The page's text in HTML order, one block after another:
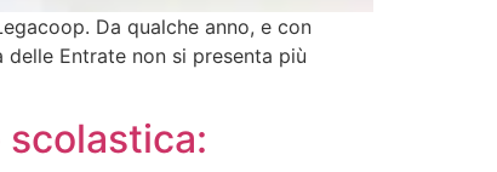
Da qualche anno, e con
Entrate non si presenta più
scolastica: